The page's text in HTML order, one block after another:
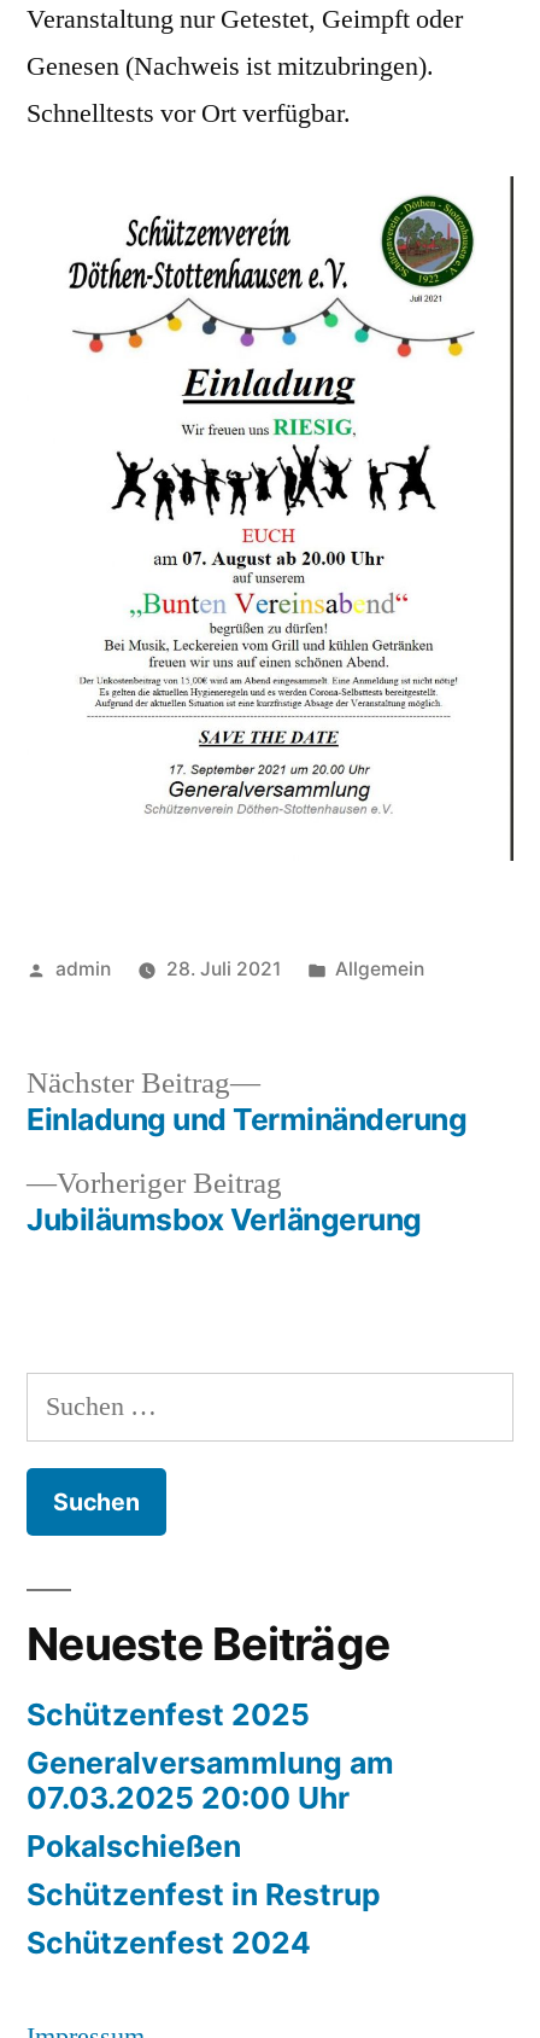
Veranstaltung nur Getestet, Geimpft oder
Genesen (Nachweis ist mitzubringen).
Schnelltests vor Ort verfügbar.
Veröffentlicht
admin 28. Juli 2021
Veröffentlicht
Allgemein
Beitragsnavigation
Vorheriger Beitrag
Beitrag:
Jubiläumsbox Verlängerung
Nächster Beitrag
Nächster
Beitrag:
Einladung und Terminänderung
Suchen
nach:
Neueste Beiträge
Schützenfest 2025
Generalversammlung am
07.03.2025 20:00 Uhr
Pokalschießen
Schützenfest in Restrup
Schützenfest 2024